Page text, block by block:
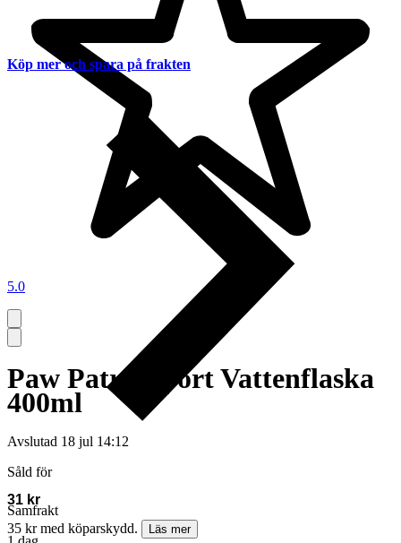
5.0
Paw Patrol sport Vattenflaska
400ml
Avslutad 18 jul 14:12
Såld för
31 kr
35 kr med köparskydd.
Läs mer
Köp mer och spara på frakten
Samfrakt